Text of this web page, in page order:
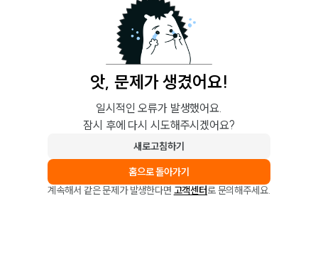
앗, 문제가 생겼어요!
일시적인 오류가 발생했어요.
잠시 후에 다시 시도해주시겠어요?
새로고침하기
홈으로 돌아가기
계속해서 같은 문제가 발생한다면 고객센터로 문의해주세요.